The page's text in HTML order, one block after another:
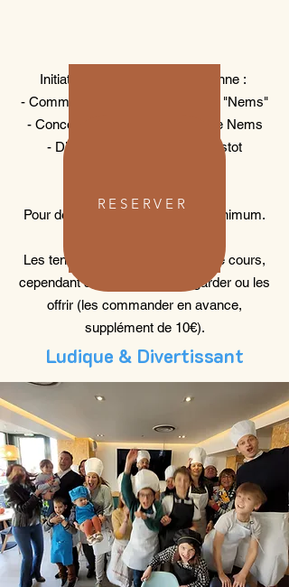
Initiation à la cuisine vietnamienne :
- Comment fabriquer et rouler des "Nems"
- Concours du meilleur rouleur de Nems
- Diplôme Aname du Petit Cuistot
Pour des groupes de 8 enfants minimum.
Les tenues sont fournis pendant le cours,
cependant si vous voulez les garder ou les
offrir (les commander en avance,
supplément de 10€).
Ludique & Divertissant
RESERVER